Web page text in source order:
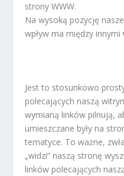
strony WWW.
Na wysoką pozycję
wpływ ma między innymi
Jest to stosunkowo
polecających naszą
wymianą linków pilnują,
umieszczane były na
tematyce. To ważne,
„widzi” naszą stronę
linków polecających